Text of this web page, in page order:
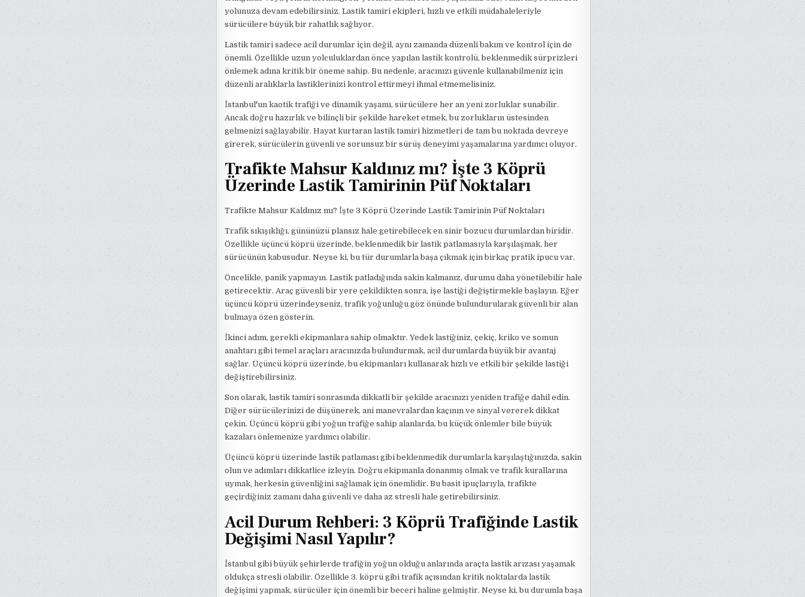
yolunuza devam edebilirsiniz. Lastik tamiri ekipleri, hızlı ve etkili müdahaleleriyle
sürücülere büyük bir rahatlık sağlıyor.
Lastik tamiri sadece acil durumlar için değil, aynı zamanda düzenli bakım ve kontrol için de
önemli. Özellikle uzun yolculuklardan önce yapılan lastik kontrolü, beklenmedik sürprizleri
önlemek adına kritik bir öneme sahip. Bu nedenle, aracınızı güvenle kullanabilmeniz için
düzenli aralıklarla lastiklerinizi kontrol ettirmeyi ihmal etmemelisiniz.
İstanbul'un kaotik trafiği ve dinamik yaşamı, sürücülere her an yeni zorluklar sunabilir.
Ancak doğru hazırlık ve bilinçli bir şekilde hareket etmek, bu zorlukların üstesinden
gelmenizi sağlayabilir. Hayat kurtaran lastik tamiri hizmetleri de tam bu noktada devreye
girerek, sürücülerin güvenli ve sorunsuz bir sürüş deneyimi yaşamalarına yardımcı oluyor.
Trafikte Mahsur Kaldınız mı? İşte 3 Köprü
Üzerinde Lastik Tamirinin Püf Noktaları
Trafikte Mahsur Kaldınız mı? İşte 3 Köprü Üzerinde Lastik Tamirinin Püf Noktaları
Trafik sıkışıklığı, gününüzü plansız hale getirebilecek en sinir bozucu durumlardan biridir.
Özellikle üçüncü köprü üzerinde, beklenmedik bir lastik patlamasıyla karşılaşmak, her
sürücünün kabusudur. Neyse ki, bu tür durumlarla başa çıkmak için birkaç pratik ipucu var.
Öncelikle, panik yapmayın. Lastik patladığında sakin kalmanız, durumu daha yönetilebilir hale
getirecektir. Araç güvenli bir yere çekildikten sonra, işe lastiği değiştirmekle başlayın. Eğer
üçüncü köprü üzerindeyseniz, trafik yoğunluğu göz önünde bulundurularak güvenli bir alan
bulmaya özen gösterin.
İkinci adım, gerekli ekipmanlara sahip olmaktır. Yedek lastiğiniz, çekiç, kriko ve somun
anahtarı gibi temel araçları aracınızda bulundurmak, acil durumlarda büyük bir avantaj
sağlar. Üçüncü köprü üzerinde, bu ekipmanları kullanarak hızlı ve etkili bir şekilde lastiği
değiştirebilirsiniz.
Son olarak, lastik tamiri sonrasında dikkatli bir şekilde aracınızı yeniden trafiğe dahil edin.
Diğer sürücülerinizi de düşünerek, ani manevralardan kaçının ve sinyal vererek dikkat
çekin. Üçüncü köprü gibi yoğun trafiğe sahip alanlarda, bu küçük önlemler bile büyük
kazaları önlemenize yardımcı olabilir.
Üçüncü köprü üzerinde lastik patlaması gibi beklenmedik durumlarla karşılaştığınızda, sakin
olun ve adımları dikkatlice izleyin. Doğru ekipmanla donanmış olmak ve trafik kurallarına
uymak, herkesin güvenliğini sağlamak için önemlidir. Bu basit ipuçlarıyla, trafikte
geçirdiğiniz zamanı daha güvenli ve daha az stresli hale getirebilirsiniz.
Acil Durum Rehberi: 3 Köprü Trafiğinde Lastik
Değişimi Nasıl Yapılır?
İstanbul gibi büyük şehirlerde trafiğin yoğun olduğu anlarında araçta lastik arızası yaşamak
oldukça stresli olabilir. Özellikle 3. köprü gibi trafik açısından kritik noktalarda lastik
değişimi yapmak, sürücüler için önemli bir beceri haline gelmiştir. Neyse ki, bu durumla başa